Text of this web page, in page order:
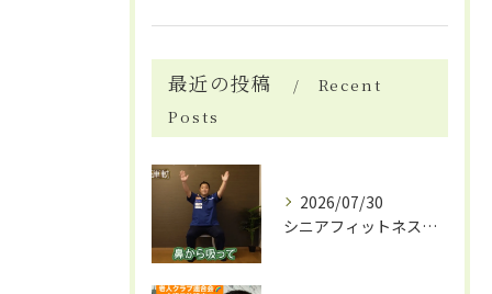
最近の投稿
Recent
Posts
2026/07/30
シニアフィットネスとDVD活用で南風原町の健康習慣を始める具体的ガイド